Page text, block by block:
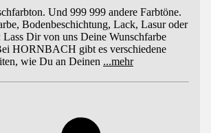
Und 999 999 andere Farbtöne.
Bodenbeschichtung, Lack, Lasur oder
Lass Dir von uns Deine Wunschfarbe
HORNBACH gibt es verschiedene
wie Du an Deinen ...mehr